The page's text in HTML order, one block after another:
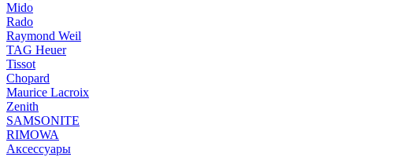
Mido
Rado
Raymond Weil
TAG Heuer
Tissot
Chopard
Maurice Lacroix
Zenith
SAMSONITE
RIMOWA
Аксессуары